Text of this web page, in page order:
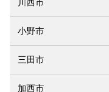
川西市
小野市
三田市
加西市